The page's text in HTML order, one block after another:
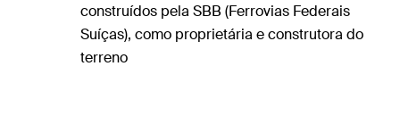
construídos pela SBB (Ferrovias Federais
Suíças), como proprietária e construtora do
terreno